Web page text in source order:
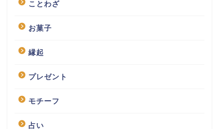
ことわざ
お菓子
縁起
プレゼント
モチーフ
占い